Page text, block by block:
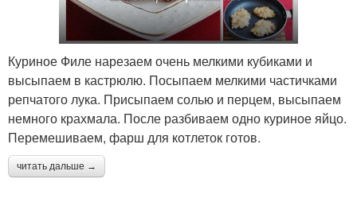
Куриное Филе нарезаем очень мелкими кубиками и
высыпаем в кастрюлю. Посыпаем мелкими частичками
репчатого лука. Присыпаем солью и перцем, высыпаем
немного крахмала. После разбиваем одно куриное яйцо.
Перемешиваем, фарш для котлеток готов.
читать дальше →